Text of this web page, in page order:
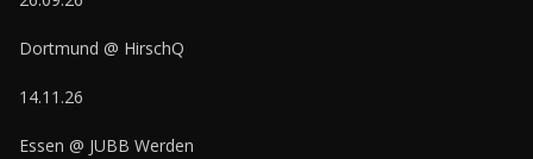
Dortmund @ HirschQ
14.11.26
Essen @ JUBB Werden